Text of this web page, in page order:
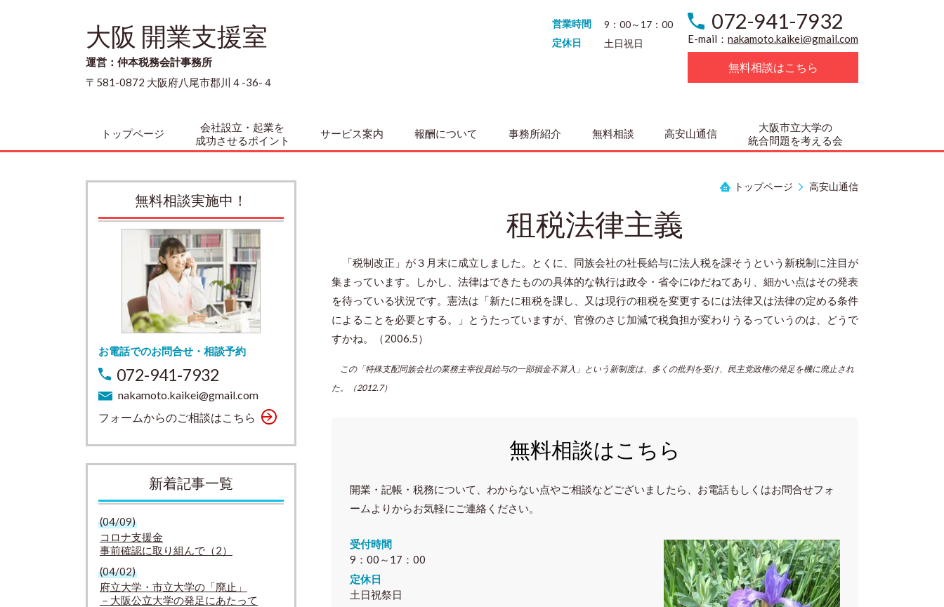
大阪 開業支援室
運営：仲本税務会計事務所
〒581-0872 大阪府八尾市郡川４-36-４
営業時間
9：00～17：00
定休日
土日祝日
072-941-7932
E-mail： nakamoto.kaikei@gmail.com
無料相談はこちら
トップページ
会社設立・起業を
成功させるポイント
サービス案内 報酬について 事務所紹介 無料相談 高安山通信
大阪市立大学の
統合問題を考える会
トップページ 高安山通信
租税法律主義
「税制改正」が３月末に成立しました。とくに、同族会社の社長給与に法人税を課そうという新税制に注目が
集まっています。しかし、法律はできたものの具体的な執行は政令・省令にゆだねてあり、細かい点はその発表
を待っている状況です。憲法は「新たに租税を課し、又は現行の租税を変更するには法律又は法律の定める条件
によることを必要とする。」とうたっていますが、官僚のさじ加減で税負担が変わりうるっていうのは、どうで
すかね。（2006.5）
この「特殊支配同族会社の業務主宰役員給与の一部損金不算入」という新制度は、多くの批判を受け、民主党政権の発足を機に廃止され
た。（2012.7）
無料相談はこちら
開業・記帳・税務について、わからない点やご相談などございましたら、お電話もしくはお問合せフォ
ームよりからお気軽にご連絡ください。
受付時間
9：00～17：00
定休日
土日祝祭日
無料相談実施中！
お電話でのお問合せ・相談予約
072-941-7932
nakamoto.kaikei@gmail.com
フォームからのご相談はこちら
新着記事一覧
(04/09)
コロナ支援金
事前確認に取り組んで（2）
(04/02)
府立大学・市立大学の「廃止」
－大阪公立大学の発足にあたって